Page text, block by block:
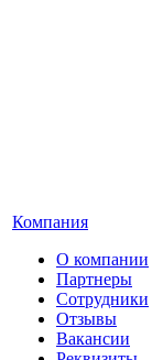
Компания
О компании
Партнеры
Сотрудники
Отзывы
Вакансии